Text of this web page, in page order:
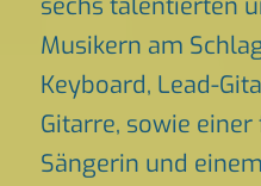
sechs talentierten
Musikern am
Keyboard, Lead-
Gitarre, sowie
Sängerin und